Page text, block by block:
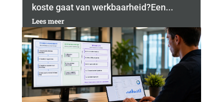
koste gaat van werkbaarheid?Een...
Lees meer